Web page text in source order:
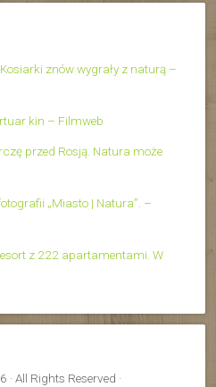
znów wygrały z naturą –
kin – Filmweb
przed Rosją. Natura może
„Miasto | Natura”. –
z 222 apartamentami. W
All Rights Reserved ·